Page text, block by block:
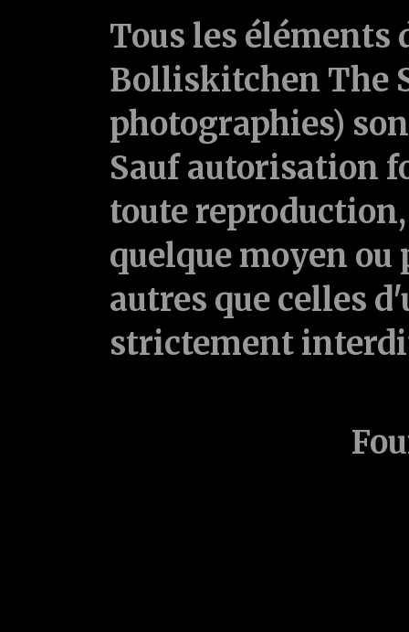
Tous les
Bolliskitchen The
photographies)
Sauf autorisation
toute
quelque moyen ou
autres que celles
strictement